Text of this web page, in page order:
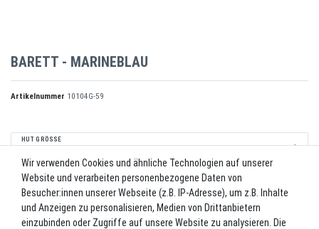
BARETT - MARINEBLAU
Artikelnummer 10104G-59
HUT GRÖSSE
12,50 EUR*
Wir verwenden Cookies und ähnliche Technologien auf unserer
Website und verarbeiten personenbezogene Daten von
Besucher:innen unserer Webseite (z.B. IP-Adresse), um z.B. Inhalte
und Anzeigen zu personalisieren, Medien von Drittanbietern
einzubinden oder Zugriffe auf unsere Website zu analysieren. Die